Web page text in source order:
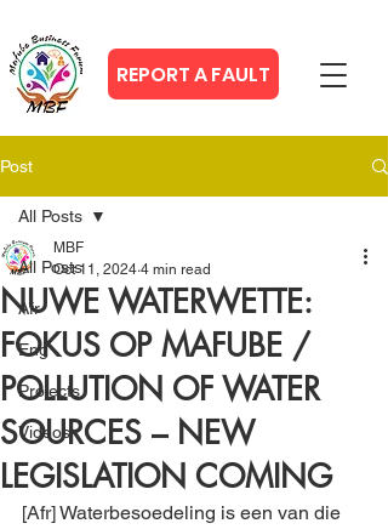
REPORT A FAULT
Post
All Posts
Afr
Eng
Projects
Videos
All Posts
NUWE WATERWETTE:
FOKUS OP MAFUBE /
POLLUTION OF WATER
SOURCES – NEW
LEGISLATION COMING
MBF
Oct 11, 2024 4 min read
[Afr] Waterbesoedeling is een van die